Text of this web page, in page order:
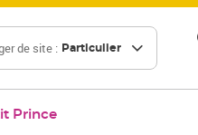
de site : Particulier
Prince